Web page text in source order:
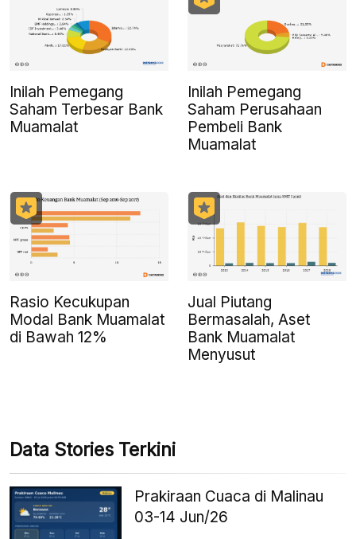
Inilah Pemegang
Saham Terbesar Bank
Muamalat
Inilah Pemegang
Saham Perusahaan
Pembeli Bank
Muamalat
Rasio Kecukupan
Modal Bank Muamalat
di Bawah 12%
Jual Piutang
Bermasalah, Aset
Bank Muamalat
Menyusut
Data Stories Terkini
Prakiraan Cuaca di Malinau
03-14 Jun/26